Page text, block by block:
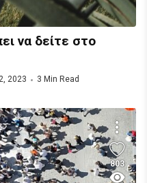
να δείτε στο
2023 3 Min Read
803